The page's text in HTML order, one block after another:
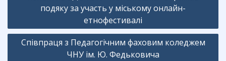
k
m
подяку за участь у міському онлайн-
етнофестивалі
Співпраця з Педагогічним фаховим коледжем
ЧНУ ім. Ю. Федьковича